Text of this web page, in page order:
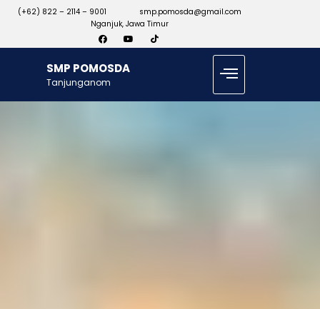
(+62) 822 – 2114 – 9001
smp.pomosda@gmail.com
Nganjuk, Jawa Timur
SMP POMOSDA
Tanjunganom